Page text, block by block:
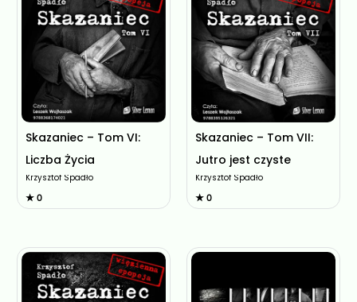
Skazaniec – Tom VI:
Liczba Życia
Krzysztof Spadło
★ 0
Skazaniec – Tom VII:
Jutro jest czyste
Krzysztof Spadło
★ 0